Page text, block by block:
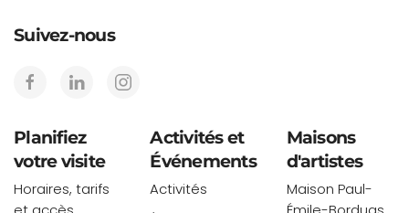
Suivez-nous
Planifiez
votre visite
Horaires, tarifs
Activités et
Événements
Activités
Maisons
d'artistes
Maison Paul-